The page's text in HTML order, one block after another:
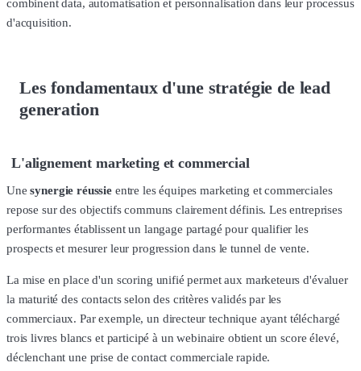
combinent data, automatisation et personnalisation dans leur processus
d'acquisition.
Les fondamentaux d'une stratégie de lead
generation
L'alignement marketing et commercial
Unesynergie réussie entre les équipes marketing et commerciales
repose sur des objectifs communs clairement définis. Les entreprises
performantes établissent un langage partagé pour qualifier les
prospects et mesurer leur progression dans le tunnel de vente.
La mise en place d'un scoring unifié permet aux marketeurs d'évaluer
la maturité des contacts selon des critères validés par les
commerciaux. Par exemple, un directeur technique ayant téléchargé
trois livres blancs et participé à un webinaire obtient un score élevé,
déclenchant une prise de contact commerciale rapide.